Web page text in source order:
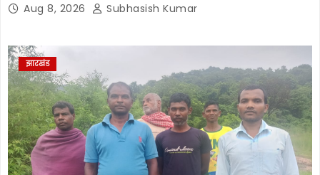
Aug 8, 2026 Subhasish Kumar
झारखंड